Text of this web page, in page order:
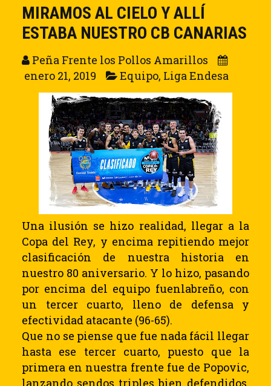
MIRAMOS AL CIELO Y ALLÍ
ESTABA NUESTRO CB CANARIAS
Peña Frente los Pollos Amarillos
enero 21, 2019
Equipo, Liga Endesa
Una ilusión se hizo realidad, llegar a la
Copa del Rey, y encima repitiendo mejor
clasificación de nuestra historia en
nuestro 80 aniversario. Y lo hizo, pasando
por encima del equipo fuenlabreño, con
un tercer cuarto, lleno de defensa y
efectividad atacante (96-65).
Que no se piense que fue nada fácil llegar
hasta ese tercer cuarto, puesto que la
primera en nuestra frente fue de Popovic,
lanzando sendos triples bien defendidos,